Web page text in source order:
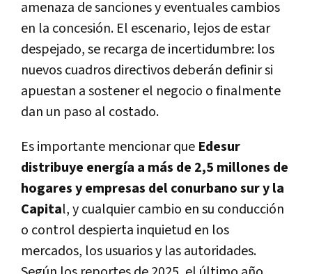
amenaza de sanciones y eventuales cambios
en la concesión. El escenario, lejos de estar
despejado, se recarga de incertidumbre: los
nuevos cuadros directivos deberán definir si
apuestan a sostener el negocio o finalmente
dan un paso al costado.
Es importante mencionar que Edesur
distribuye energía a más de 2,5 millones de
hogares y empresas del conurbano sur y la
Capital, y cualquier cambio en su conducción
o control despierta inquietud en los
mercados, los usuarios y las autoridades.